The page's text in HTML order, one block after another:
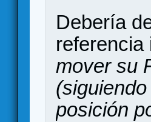
Debería
referencia
mover su
posición